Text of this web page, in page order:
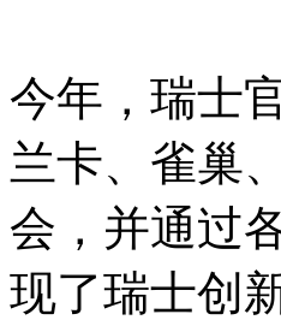
今年，瑞士
兰卡、雀巢
会，并通过
现了瑞士创